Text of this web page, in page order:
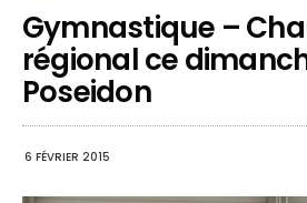
Gymnastique –
régional ce
Poseidon
6 FÉVRIER 2015